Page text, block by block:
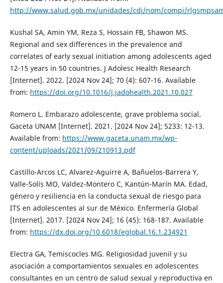
http://www.salud.gob.mx/unidades/cdi/nom/compi/
Kushal SA, Amin YM, Reza S, Hossain FB, Shawon MS.
Regional and sex differences in the prevalence and
correlates of early sexual initiation among adolescents aged
12-15 years in 50 countries. J Adolesc Health Research
[Internet]. 2022. [2024 Nov 24]; 70 (4): 607-16. Available
from: https://doi.org/10.1016/j.jadohealth.2021.10.027
Romero L. Embarazo adolescente, grave problema social.
Gaceta UNAM [Internet]. 2021. [2024 Nov 24]; 5233: 12-13.
Available from: https://www.gaceta.unam.mx/wp-
content/uploads/2021/09/210913.pdf
Castillo-Arcos LC, Alvarez-Aguirre A, Bañuelos-Barrera Y,
Valle-Solís MO, Valdez-Montero C, Kantún-Marín MA. Edad,
género y resiliencia en la conducta sexual de riesgo para
ITS en adolescentes al sur de México. Enfermería Global
[Internet]. 2017. [2024 Nov 24]; 16 (45): 168-187. Available
from: https://dx.doi.org/10.6018/eglobal.16.1.234921
Electra GA, Temiscocles MG. Religiosidad juvenil y su
asociación a comportamientos sexuales en adolescentes
consultantes en un centro de salud sexual y reproductiva en